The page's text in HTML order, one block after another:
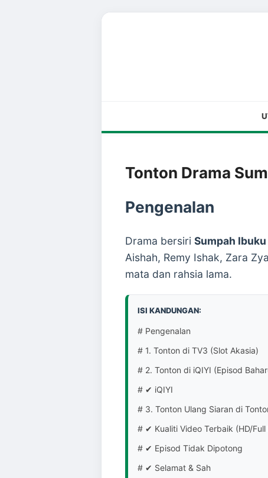
Tonton Drama
Pengenalan
Drama bersiri Sumpah Ibuku
Aishah, Remy Ishak, Zara
mata dan rahsia lama.
ISI KANDUNGAN:
# Pengenalan
# 1. Tonton di TV3 (Slot Akasia)
# 2. Tonton di iQIYI (Episod
# ✔ iQIYI
# 3. Tonton Ulang Siaran di
# ✔ Kualiti Video Terbaik (HD/Full
# ✔ Episod Tidak Dipotong
# ✔ Selamat & Sah